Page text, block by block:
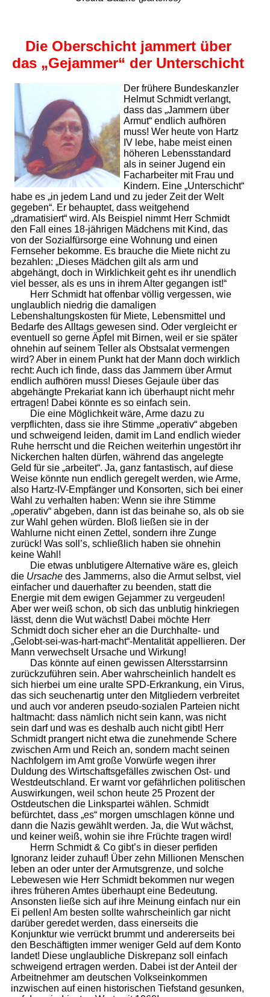
Die Oberschicht jammert über
das „Gejammer“ der Unterschicht
Der frühere Bundeskanzler
Helmut Schmidt verlangt,
dass das „Jammern über
Armut“ endlich aufhören
muss! Wer heute von Hartz
IV lebe, habe meist einen
höheren Lebensstandard
als in seiner Jugend ein
Facharbeiter mit Frau und
Kindern. Eine „Unterschicht“
habe es „in jedem Land und zu jeder Zeit der Welt
gegeben“. Er behauptet, dass weitgehend
„dramatisiert“ wird. Als Beispiel nimmt Herr Schmidt
den Fall eines 18-jährigen Mädchens mit Kind, das
von der Sozialfürsorge eine Wohnung und einen
Fernseher bekomme. Es brauche die Miete nicht zu
bezahlen: „Dieses Mädchen gilt als arm und
abgehängt, doch in Wirklichkeit geht es ihr unendlich
viel besser, als es uns in ihrem Alter gegangen ist!“
Herr Schmidt hat offenbar völlig vergessen, wie
unglaublich niedrig die damaligen
Lebenshaltungskosten für Miete, Lebensmittel und
Bedarfe des Alltags gewesen sind. Oder vergleicht er
eventuell so gerne Äpfel mit Birnen, weil er sie später
ohnehin auf seinem Teller als Obstsalat vermengen
wird? Aber in einem Punkt hat der Mann doch wirklich
recht: Auch ich finde, dass das Jammern über Armut
endlich aufhören muss! Dieses Gejaule über das
abgehängte Prekariat kann ich überhaupt nicht mehr
ertragen! Dabei könnte es so einfach sein.
Die eine Möglichkeit wäre, Arme dazu zu
verpflichten, dass sie ihre Stimme „operativ“ abgeben
und schweigend leiden, damit im Land endlich wieder
Ruhe herrscht und die Reichen weiterhin ungestört ihr
Nickerchen halten dürfen, während das angelegte
Geld für sie „arbeitet“. Ja, ganz fantastisch, auf diese
Weise könnte nun endlich geregelt werden, wie Arme,
also Hartz-IV-Empfänger und Konsorten, sich bei einer
Wahl zu verhalten haben: Wenn sie ihre Stimme
„operativ“ abgeben, dann ist das beinahe so, als ob sie
zur Wahl gehen würden. Bloß ließen sie in der
Wahlurne nicht einen Zettel, sondern ihre Zunge
zurück! Was soll’s, schließlich haben sie ohnehin
keine Wahl!
Die etwas unblutigere Alternative wäre es, gleich
die Ursachedes Jammerns, also die Armut selbst, viel
einfacher und dauerhafter zu beenden, statt die
Energie mit dem ewigen Gejammer zu vergeuden!
Aber wer weiß schon, ob sich das unblutig hinkriegen
lässt, denn die Wut wächst! Dabei möchte Herr
Schmidt doch sicher eher an die Durchhalte- und
„Gelobt-sei-was-hart-macht“-Mentalität appellieren. Der
Mann verwechselt Ursache und Wirkung!
Das könnte auf einen gewissen Altersstarrsinn
zurückzuführen sein. Aber wahrscheinlich handelt es
sich hierbei um eine uralte SPD-Erkrankung, ein Virus,
das sich seuchenartig unter den Mitgliedern verbreitet
und auch vor anderen pseudo-sozialen Parteien nicht
haltmacht: dass nämlich nicht sein kann, was nicht
sein darf und was es deshalb auch nicht gibt! Herr
Schmidt prangert nicht etwa die zunehmende Schere
zwischen Arm und Reich an, sondern macht seinen
Nachfolgern im Amt große Vorwürfe wegen ihrer
Duldung des Wirtschaftsgefälles zwischen Ost- und
Westdeutschland. Er warnt vor gefährlichen politischen
Auswirkungen, weil schon heute 25 Prozent der
Ostdeutschen die Linkspartei wählen. Schmidt
befürchtet, dass „es“ morgen umschlagen könne und
dann die Nazis gewählt werden. Ja, die Wut wächst,
und keiner weiß, wohin sie ihre Früchte tragen wird!
Herrn Schmidt & Co gibt’s in dieser perfiden
Ignoranz leider zuhauf! Über zehn Millionen Menschen
leben an oder unter der Armutsgrenze, und solche
Lebewesen wie Herr Schmidt bekommen nur wegen
ihres früheren Amtes überhaupt eine Bedeutung.
Ansonsten ließe sich auf ihre Meinung einfach nur ein
Ei pellen! Am besten sollte wahrscheinlich gar nicht
darüber geredet werden, dass einerseits die
Konjunktur wie verrückt brummt und andererseits bei
den Beschäftigten immer weniger Geld auf dem Konto
landet! Diese unglaubliche Diskrepanz soll einfach
schweigend ertragen werden. Dabei ist der Anteil der
Arbeitnehmer am deutschen Volkseinkommen
inzwischen auf einen historischen Tiefstand gesunken,